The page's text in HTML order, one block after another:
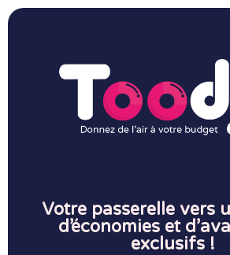
Votre passerelle vers
d’économies et
exclusifs !